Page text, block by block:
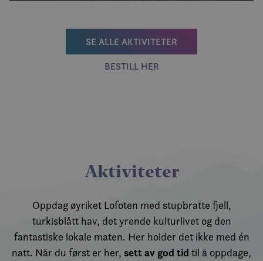
SE ALLE AKTIVITETER
BESTILL HER
Aktiviteter
Oppdag øyriket Lofoten med stupbratte fjell,
turkisblått hav, det yrende kulturlivet og den
fantastiske lokale maten. Her holder det ikke med én
natt. Når du først er her, sett av god tid til å oppdage,